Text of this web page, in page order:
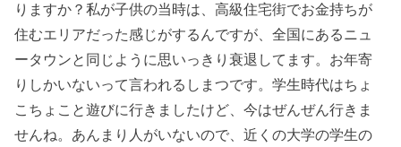
りますか？私が子供の当時は、高級住宅街でお金持ちが
住むエリアだった感じがするんですが、全国にあるニュ
ータウンと同じように思いっきり衰退してます。お年寄
りしかいないって言われるしまつです。学生時代はちょ
こちょこと遊びに行きましたけど、今はぜんぜん行きま
せんね。あんまり人がいないので、近くの大学の学生の